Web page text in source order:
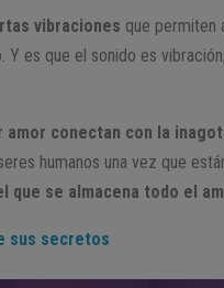
vibraciones que permiten
es que el sonido es
amor conectan con la
humanos una vez que
que se almacena todo el
sus secretos